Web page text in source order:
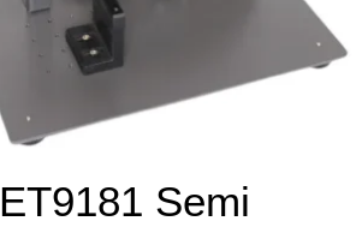
Semi